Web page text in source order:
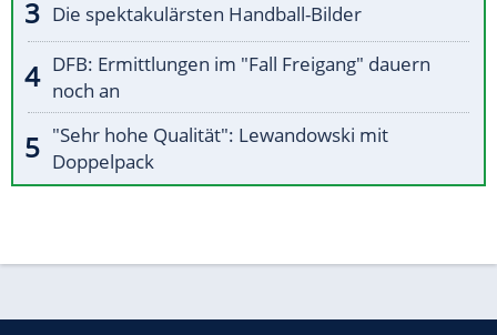
Die spektakulärsten Handball-Bilder
DFB: Ermittlungen im "Fall Freigang" dauern
noch an
"Sehr hohe Qualität": Lewandowski mit
Doppelpack